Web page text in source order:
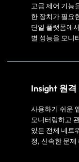
고급 제어 기능
한 장치가 필요
단일 플랫폼에
별 성능을 모니
Insight 원격
사용하기 쉬운
모니터링하고
있든 전체 네트
정, 신속한 문